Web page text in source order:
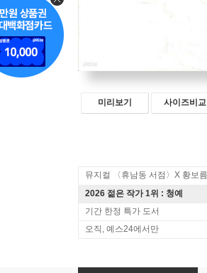
미리보기 사이즈비교
2026 젊은 작가 1위 : 청예
기간 한정 특가 도서
오직, 예스24에서만